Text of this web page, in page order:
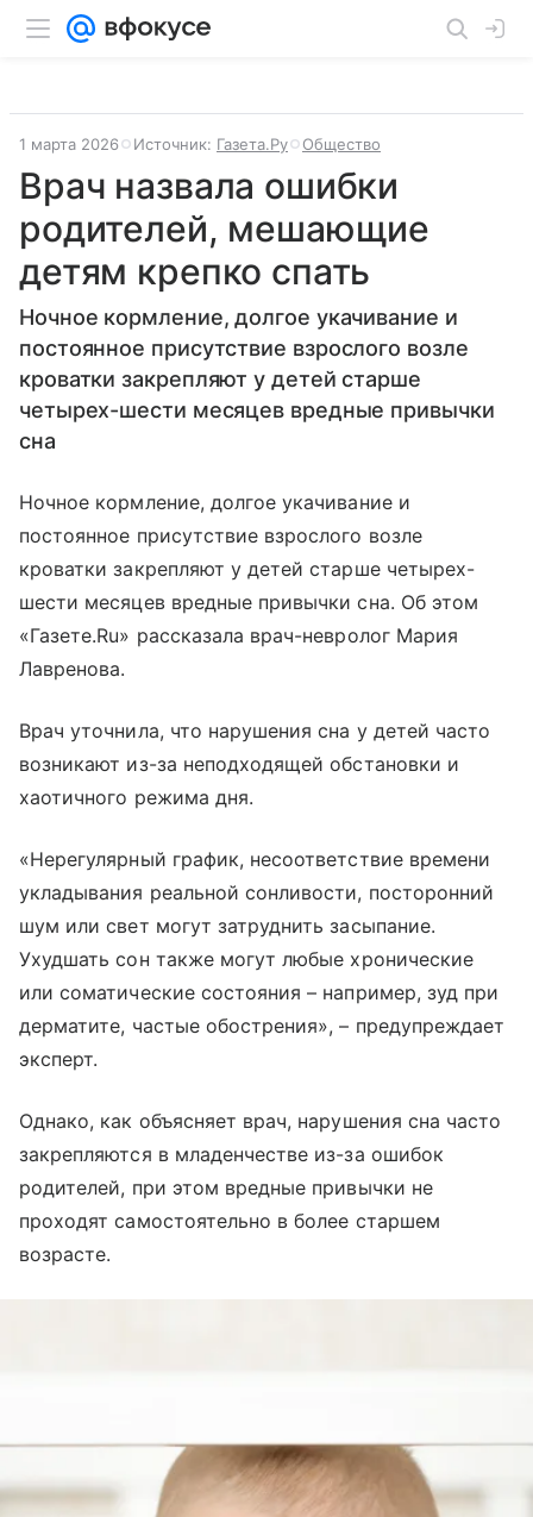
1 марта 2026 Источник: Газета.Ру Общество
Врач назвала ошибки
родителей, мешающие
детям крепко спать
Ночное кормление, долгое укачивание и
постоянное присутствие взрослого возле
кроватки закрепляют у детей старше
четырех-шести месяцев вредные привычки
сна
Ночное кормление, долгое укачивание и
постоянное присутствие взрослого возле
кроватки закрепляют у детей старше четырех-
шести месяцев вредные привычки сна. Об этом
«Газете.Ru» рассказала врач-невролог Мария
Лавренова.
Врач уточнила, что нарушения сна у детей часто
возникают из-за неподходящей обстановки и
хаотичного режима дня.
«Нерегулярный график, несоответствие времени
укладывания реальной сонливости, посторонний
шум или свет могут затруднить засыпание.
Ухудшать сон также могут любые хронические
или соматические состояния – например, зуд при
дерматите, частые обострения», – предупреждает
эксперт.
Однако, как объясняет врач, нарушения сна часто
закрепляются в младенчестве из-за ошибок
родителей, при этом вредные привычки не
проходят самостоятельно в более старшем
возрасте.